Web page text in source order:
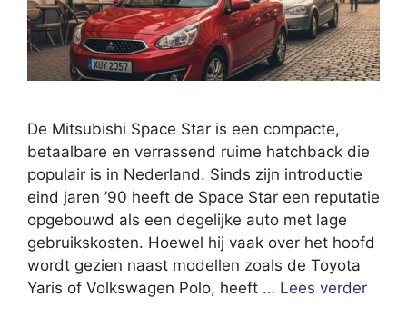
De Mitsubishi Space Star is een compacte,
betaalbare en verrassend ruime hatchback die
populair is in Nederland. Sinds zijn introductie
eind jaren ’90 heeft de Space Star een reputatie
opgebouwd als een degelijke auto met lage
gebruikskosten. Hoewel hij vaak over het hoofd
wordt gezien naast modellen zoals de Toyota
Yaris of Volkswagen Polo, heeft … Lees verder